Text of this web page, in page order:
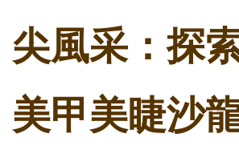
尖風采：探
美甲美睫沙